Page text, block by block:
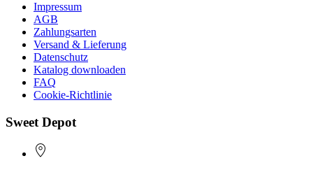
Impressum
AGB
Zahlungsarten
Versand & Lieferung
Datenschutz
Katalog downloaden
FAQ
Cookie-Richtlinie
Sweet Depot